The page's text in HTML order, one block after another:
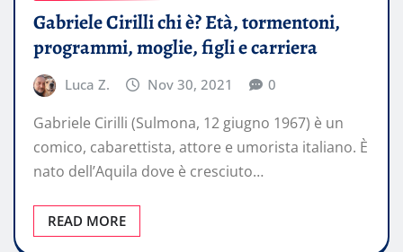
Gabriele Cirilli chi è? Età, tormentoni,
programmi, moglie, figli e carriera
Luca Z. Nov 30, 2021 0
Gabriele Cirilli (Sulmona, 12 giugno 1967) è un
comico, cabarettista, attore e umorista italiano. È
nato dell’Aquila dove è cresciuto…
READ MORE